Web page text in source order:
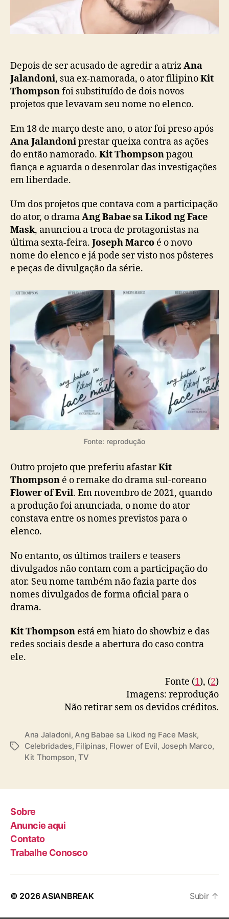
ç
ã
:
K
i
h
o
m
s
n
t
e
m
a
a
l
h
o
a
n
l
a
a
ó
e
d
i
r
A
a
l
a
n
n
i
Depois de ser acusado de agredir a atrizAna
Jalandoni, sua ex-namorada, o ator filipinoKit
Thompsonfoi substituído de dois novos
projetos que levavam seu nome no elenco.
Em 18 de março deste ano, o ator foi preso após
Ana Jalandoniprestar queixa contra as ações
do então namorado. Kit Thompsonpagou
fiança e aguarda o desenrolar das investigações
em liberdade.
Um dos projetos que contava com a participação
do ator, o dramaAng Babae sa Likod ng Face
Mask, anunciou a troca de protagonistas na
última sexta-feira. Joseph Marco é o novo
nome do elenco e já pode ser visto nos pôsteres
e peças de divulgação da série.
Fonte: reprodução
Outro projeto que preferiu afastarKit
Thompson é o remake do drama sul-coreano
Flower of Evil. Em novembro de 2021, quando
a produção foi anunciada, o nome do ator
constava entre os nomes previstos para o
elenco.
No entanto, os últimos trailers e teasers
divulgados não contam com a participação do
ator. Seu nome também não fazia parte dos
nomes divulgados de forma oficial para o
drama.
Kit Thompson está em hiato do showbiz e das
redes sociais desde a abertura do caso contra
ele.
Fonte (1), (2)
Imagens: reprodução
Não retirar sem os devidos créditos.
T
Ana Jaladoni,Ang Babae sa Likod ng Face Mask,
Celebridades, Filipinas, Flower of Evil, Joseph Marco,
Kit Thompson,TV
Sobre
Anuncie aqui
Contato
Trabalhe Conosco
© 2026ASIANBREAK Subir ↑